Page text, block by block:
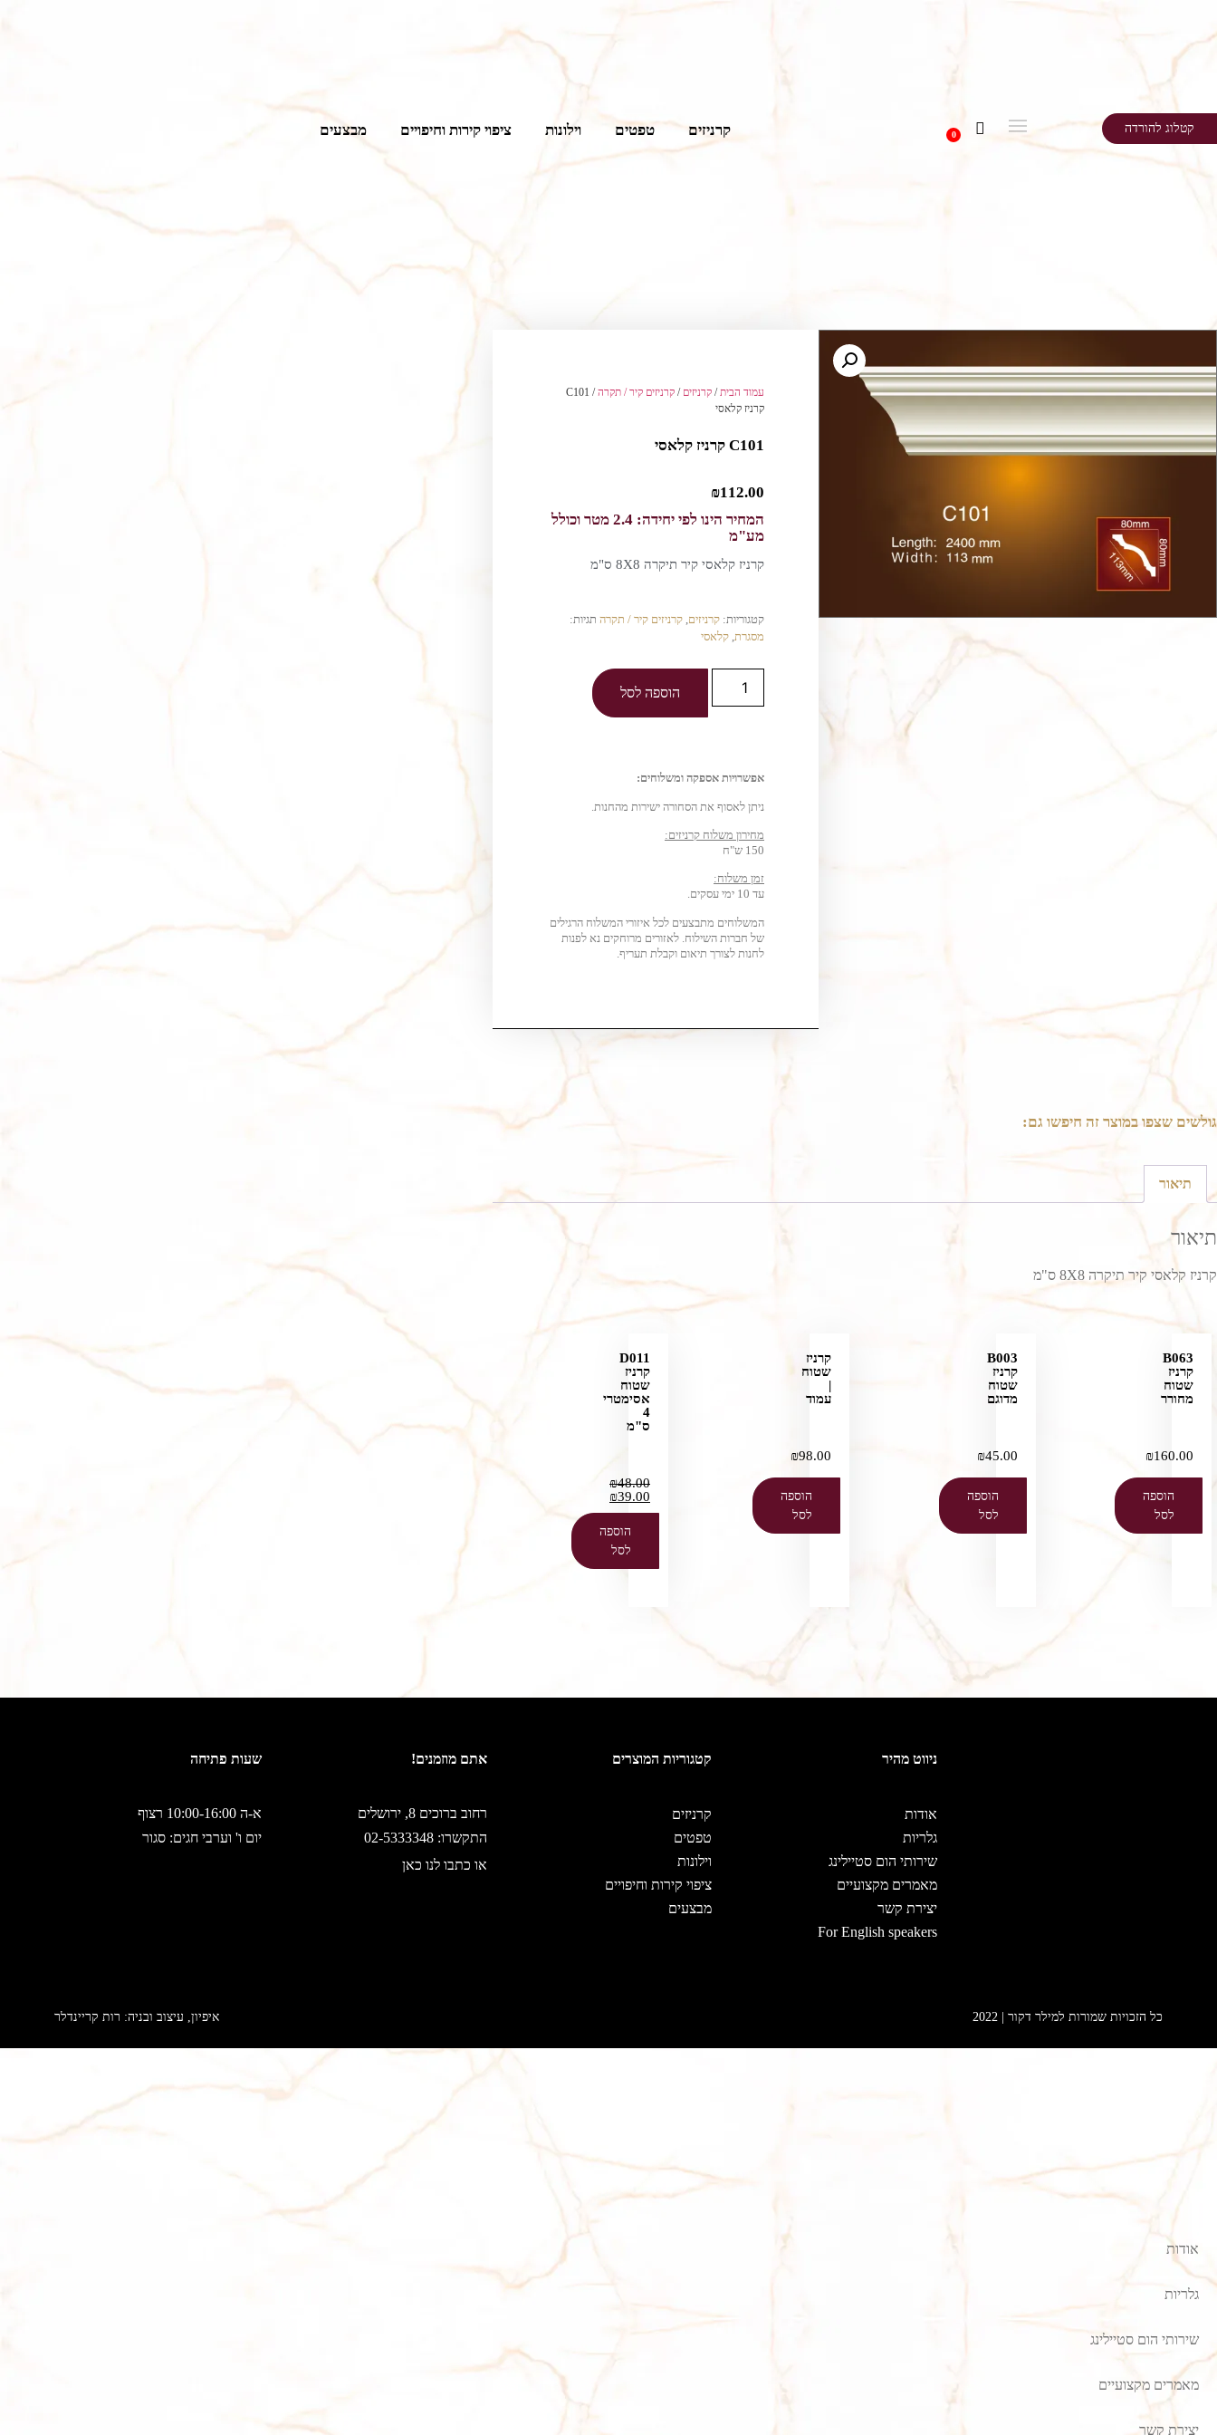
קטלוג להורדה 0 קרניזים טפטים וילונות ציפוי קירות וחיפויים מבצעים
עמוד הבית / קרניזים / קרניזים קיר / תקרה
/ C101
קרניז קלאסי
C101 קרניז קלאסי
₪112.00
המחיר הינו לפי יחידה: 2.4 מטר וכולל
מע"מ
קרניז קלאסי קיר תיקרה 8X8 ס"מ
קטגוריות: קרניזים, קרניזים קיר / תקרה תגיות:
מסגרת, קלאסי
הוספה לסל
אפשרויות אספקה ומשלוחים:
ניתן לאסוף את הסחורה ישירות מהחנות.
מחירון משלוח קרניזים:
150 ש"ח
זמן משלוח:
עד 10 ימי עסקים.
המשלוחים מתבצעים לכל איזורי המשלוח הרגילים
של חברות השילוח. לאזורים מרוחקים נא לפנות
לחנות לצורך תיאום וקבלת תעריף.
גולשים שצפו במוצר זה חיפשו גם:
תיאור
תיאור
קרניז קלאסי קיר תיקרה 8X8 ס"מ
B063
קרניז
שטוח
מחורר
₪160.00
הוספה
לסל
B003
קרניז
שטוח
מדוגם
₪45.00
הוספה
לסל
קרניז
שטוח
|
עמוד
₪98.00
הוספה
לסל
D011
קרניז
שטוח
אסימטרי
4
ס"מ
₪48.00
₪39.00
הוספה
לסל
ניווט מהיר
אודות
גלריות
שירותי הום סטיילינג
מאמרים מקצועיים
יצירת קשר
For English speakers
קטגוריות המוצרים
קרניזים
טפטים
וילונות
ציפוי קירות וחיפויים
מבצעים
אתם מוזמנים!
רחוב ברוכים 8, ירושלים
התקשרו: 02-5333348
או כתבו לנו כאן
שעות פתיחה
א-ה 10:00-16:00 רצוף
יום ו' וערבי חגים: סגור
כל הזכויות שמורות למילר דקור | 2022 איפיון, עיצוב ובניה: רות קריינדלר
אודות
גלריות
שירותי הום סטיילינג
מאמרים מקצועיים
יצירת קשר